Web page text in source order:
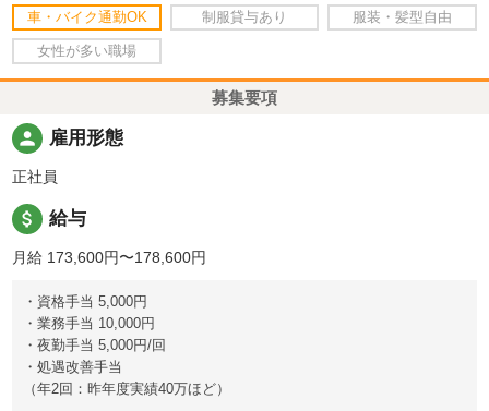
車・バイク通勤OK 制服貸与あり 服装・髪型自由
女性が多い職場
募集要項
person 雇用形態
正社員
attach_money 給与
月給 173,600円〜178,600円
・資格手当 5,000円
・業務手当 10,000円
・夜勤手当 5,000円/回
・処遇改善手当
（年2回：昨年度実績40万ほど）